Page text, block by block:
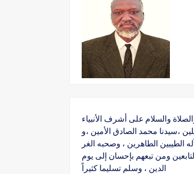
والسلام على أشرف الأنبياء
،سيدنا محمد الصادق الأمين ،و
الطيبين الطاهرين ، وصحبه الغر
ومن تبعهم بإحسان إلى يوم
الدين ، وسلم تسليما كثيراً